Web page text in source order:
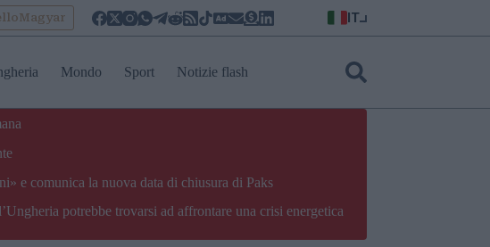
IT
Mondo Sport Notizie flash
e comunica la nuova data di chiusura di Paks
potrebbe trovarsi ad affrontare una crisi energetica